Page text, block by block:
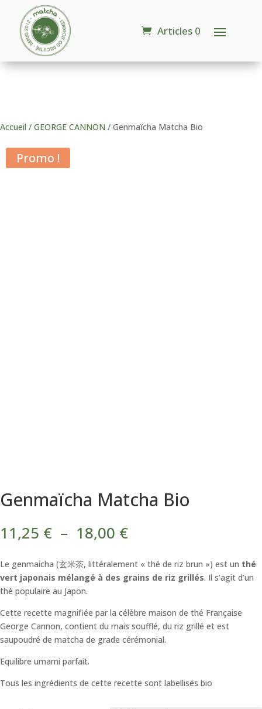
Articles 0
Accueil / GEORGE CANNON / Genmaïcha Matcha Bio
Promo !
Genmaïcha Matcha Bio
11,25 € – 18,00 €Plage
prix :
11,25 €
à
Le genmaicha (玄米茶, littéralement « thé de riz brun ») est un thé
vert japonais mélangé à des grains de riz grillés. Il s’agit d’un
thé populaire au Japon.
Cette recette magnifiée par la célèbre maison de thé Française
George Cannon, contient du mais soufflé, du riz grillé et est
saupoudré de matcha de grade cérémonial.
Equilibre umami parfait.
Tous les ingrédients de cette recette sont labellisés bio